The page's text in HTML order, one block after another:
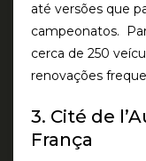
até versões que
campeonatos.
cerca de 250
renovações
3. Cité de
França